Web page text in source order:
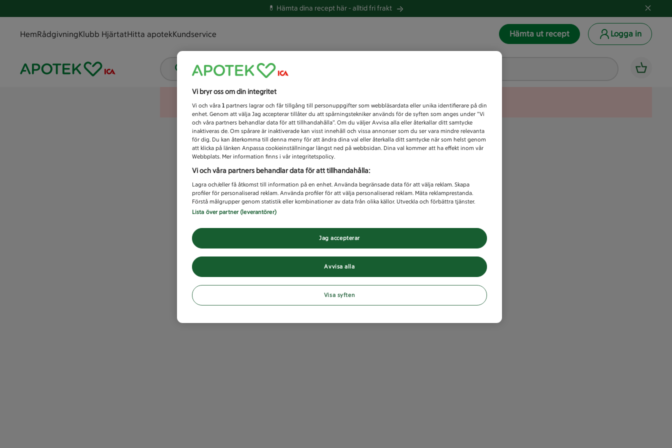
💊 Hämta dina recept här -alltid fri frakt
HemRådgivningKlubb HjärtatHitta apotekKundservice Hämta ut recept Logga in
Vad letar du efter idag?
Unknown error
Vi bryr oss om din integritet
Vi och våra 1 partners lagrar och får tillgång till personuppgifter som webbläsardata eller unika identifierare på din
enhet. Genom att välja Jag accepterar tillåter du att spårningstekniker används för de syften som anges under ”Vi
och våra partners behandlar data för att tillhandahålla”. Om du väljer Avvisa alla eller återkallar ditt samtycke
inaktiveras de. Om spårare är inaktiverade kan visst innehåll och vissa annonser som du ser vara mindre relevanta
för dig. Du kan återkomma till denna meny för att ändra dina val eller återkalla ditt samtycke när som helst genom
att klicka på länken Anpassa cookieinställningar längst ned på webbsidan. Dina val kommer att ha effekt inom vår
Webbplats. Mer information finns i vår integritetspolicy.
Vi och våra partners behandlar data för att tillhandahålla:
Lagra och/eller få åtkomst till information på en enhet. Använda begränsade data för att välja reklam. Skapa
profiler för personaliserad reklam. Använda profiler för att välja personaliserad reklam. Mäta reklamprestanda.
Förstå målgrupper genom statistik eller kombinationer av data från olika källor. Utveckla och förbättra tjänster.
Lista över partner (leverantörer)
Avvisa alla
Jag accepterar
Visa syften